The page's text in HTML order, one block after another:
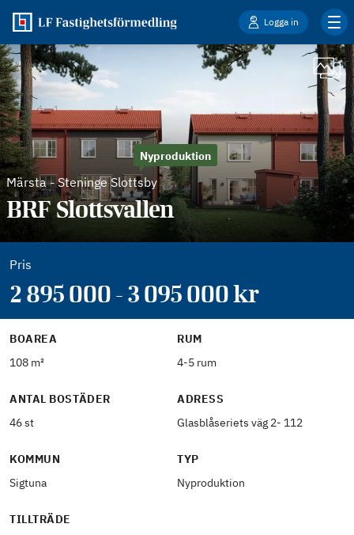
Logga in
Märsta-Steninge Slottsby
Nyproduktion
BRF Slottsvallen
Pris
2 895 000 - 3 095 000 kr
BOAREA
108 m²
RUM
4-5 rum
ANTAL BOSTÄDER
46 st
ADRESS
Glasblåseriets väg 2- 112
KOMMUN
Sigtuna
TYP
Nyproduktion
TILLTRÄDE